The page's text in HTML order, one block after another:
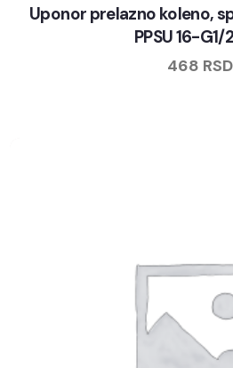
Uponor prelazno koleno,
PPSU 16-G1/
468 RSD